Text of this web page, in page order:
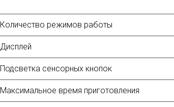
Количество режимов работы
Дисплей
Подсветка сенсорных кнопок
Максимальное время приготовления